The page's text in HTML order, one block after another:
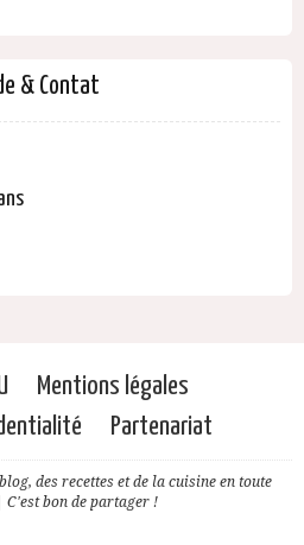
& Contat
Mentions légales
Partenariat
des recettes et de la cuisine en toute
bon de partager !